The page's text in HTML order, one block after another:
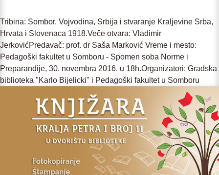
Tribina: Sombor, Vojvodina, Srbija i stvaranje Kraljevine Srba,
Hrvata i Slovenaca 1918.Veče otvara: Vladimir
JerkovićPredavač: prof. dr Saša Marković Vreme i mesto:
Pedagoški fakultet u Somboru - Spomen soba Norme i
Preparandije, 30. novembra 2016. u 18h.Organizatori: Gradska
biblioteka "Karlo Bijelicki" i Pedagoški fakultet u Somboru